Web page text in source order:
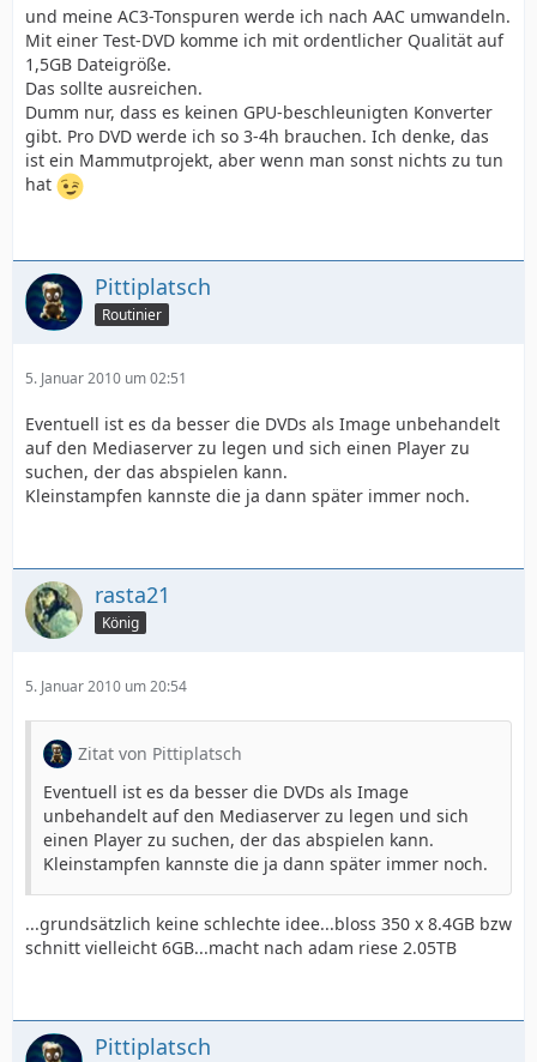
und meine AC3-Tonspuren werde ich nach AAC umwandeln.
Mit einer Test-DVD komme ich mit ordentlicher Qualität auf
1,5GB Dateigröße.
Das sollte ausreichen.
Dumm nur, dass es keinen GPU-beschleunigten Konverter
gibt. Pro DVD werde ich so 3-4h brauchen. Ich denke, das
ist ein Mammutprojekt, aber wenn man sonst nichts zu tun
hat
Pittiplatsch
Routinier
5. Januar 2010 um 02:51
Eventuell ist es da besser die DVDs als Image unbehandelt
auf den Mediaserver zu legen und sich einen Player zu
suchen, der das abspielen kann.
Kleinstampfen kannste die ja dann später immer noch.
rasta21
König
5. Januar 2010 um 20:54
Zitat von Pittiplatsch
Eventuell ist es da besser die DVDs als Image
unbehandelt auf den Mediaserver zu legen und sich
einen Player zu suchen, der das abspielen kann.
Kleinstampfen kannste die ja dann später immer noch.
...grundsätzlich keine schlechte idee...bloss 350 x 8.4GB bzw
schnitt vielleicht 6GB...macht nach adam riese 2.05TB
Pittiplatsch